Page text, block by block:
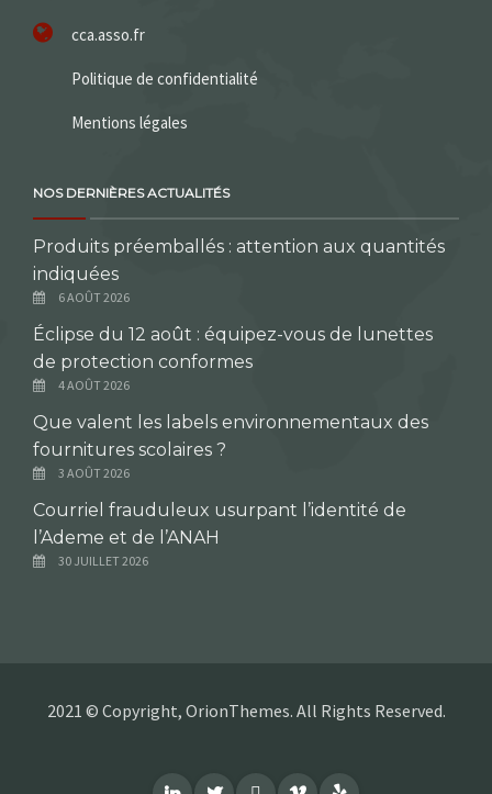
cca.asso.fr
Politique de confidentialité
Mentions légales
NOS DERNIÈRES ACTUALITÉS
Produits préemballés : attention aux quantités
indiquées
6 AOÛT 2026
Éclipse du 12 août : équipez-vous de lunettes
de protection conformes
4 AOÛT 2026
Que valent les labels environnementaux des
fournitures scolaires ?
3 AOÛT 2026
Courriel frauduleux usurpant l’identité de
l’Ademe et de l’ANAH
30 JUILLET 2026
2021 © Copyright, OrionThemes. All Rights Reserved.